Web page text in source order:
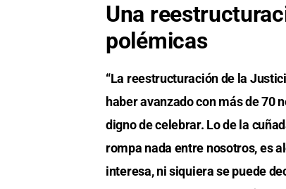
Una
polémicas
“La reestructuración de la
haber avanzado con más de 70
digno de celebrar. Lo de la
rompa nada entre nosotros, es
interesa, ni siquiera se puede